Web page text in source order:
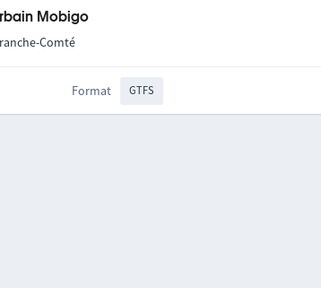
Mobigo
Comté
Format GTFS